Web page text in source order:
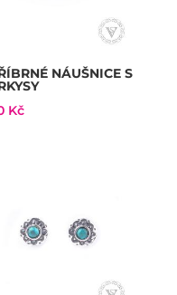
NÁUŠNICE S
Kč